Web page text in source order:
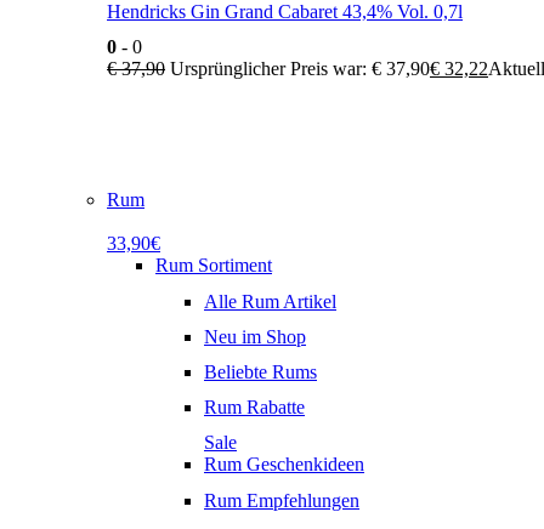
Hendricks Gin Grand Cabaret 43,4% Vol. 0,7l
0 - 0
€37,90 Ursprünglicher Preis war: € 37,90€ 32,22
Rum
33,90€
Rum Sortiment
Alle Rum Artikel
Neu im Shop
Beliebte Rums
Rum Rabatte
Sale
Rum Geschenkideen
Rum Empfehlungen